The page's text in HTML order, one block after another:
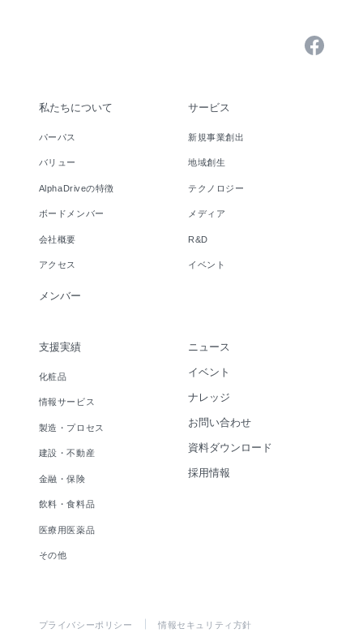
私たちについて
パーパス
バリュー
AlphaDriveの特徴
ボードメンバー
会社概要
アクセス
メンバー
サービス
新規事業創出
地域創生
テクノロジー
メディア
R&D
イベント
支援実績
化粧品
情報サービス
製造・プロセス
建設・不動産
金融・保険
飲料・食料品
医療用医薬品
その他
ニュース
イベント
ナレッジ
お問い合わせ
資料ダウンロード
採用情報
プライバシーポリシー 情報セキュリティ方針